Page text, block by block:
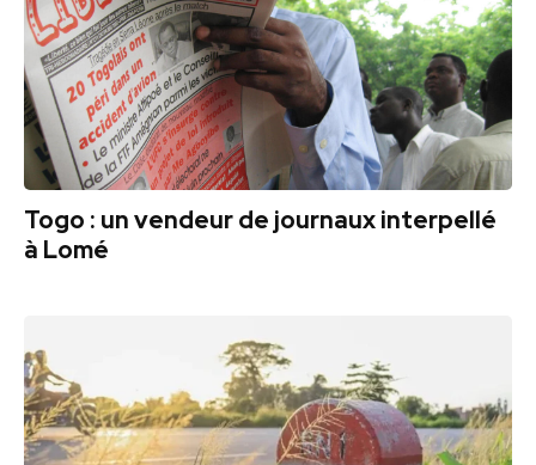
Togo : un vendeur de journaux interpellé
à Lomé